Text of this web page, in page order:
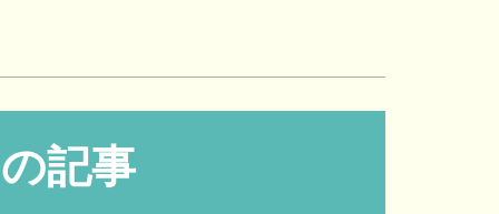
記事